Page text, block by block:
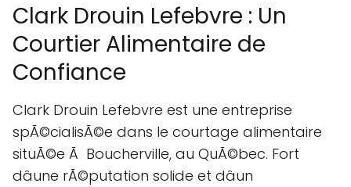
Clark Drouin Lefebvre : Un
Courtier Alimentaire de
Confiance
Clark Drouin Lefebvre est une entreprise
spÃ©cialisÃ©e dans le courtage alimentaire
situÃ©e Ã Boucherville, au QuÃ©bec. Fort
dâune rÃ©putation solide et dâun